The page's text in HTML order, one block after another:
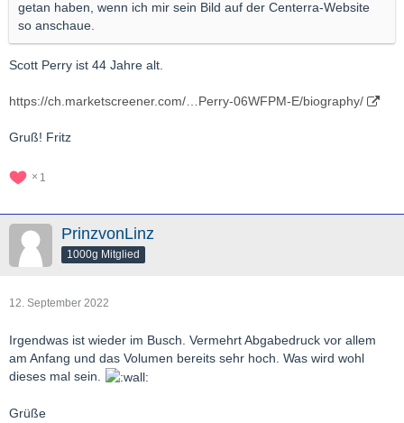
getan haben, wenn ich mir sein Bild auf der Centerra-Website
so anschaue.
Scott Perry ist 44 Jahre alt.
https://ch.marketscreener.com/…Perry-06WFPM-E/biography/
Gruß! Fritz
1
PrinzvonLinz
1000g Mitglied
12. September 2022
Irgendwas ist wieder im Busch. Vermehrt Abgabedruck vor allem
am Anfang und das Volumen bereits sehr hoch. Was wird wohl
dieses mal sein.
Grüße